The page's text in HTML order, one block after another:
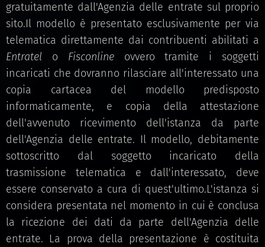
gratuitamente dall'Agenzia delle entrate sul proprio
sito.Il modello è presentato esclusivamente per via
telematica direttamente dai contribuenti abilitati a
Entratel o Fisconline ovvero tramite i soggetti
incaricati che dovranno rilasciare all'interessato una
copia cartacea del modello predisposto
informaticamente, e copia della attestazione
dell'avvenuto ricevimento dell'istanza da parte
dell'Agenzia delle entrate. Il modello, debitamente
sottoscritto dal soggetto incaricato della
trasmissione telematica e dall'interessato, deve
essere conservato a cura di quest'ultimo.L'istanza si
considera presentata nel momento in cui è conclusa
la ricezione dei dati da parte dell'Agenzia delle
entrate. La prova della presentazione è costituita